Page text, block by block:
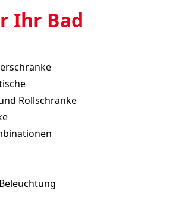
Ihr Bad
Rollschränke